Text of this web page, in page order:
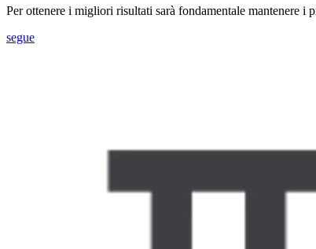
Per ottenere i migliori risultati sarà fondamentale mantenere
segue